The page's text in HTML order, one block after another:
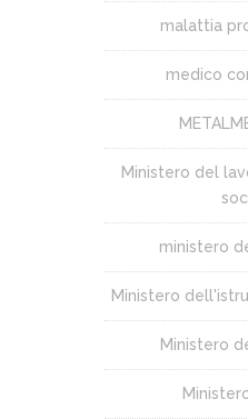
malattia
medico
Ministero del
ministero
Ministero
Ministero